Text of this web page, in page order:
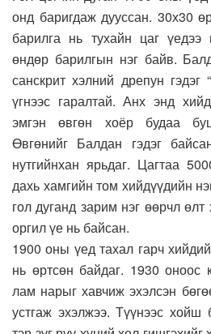
онд баригдаж дууссан. 30х30
барилга нь тухайн цаг
өндөр барилгын нэг байв.
санскрит хэлний дрепун гэдэг
үгнээс гаралтай. Анх энд
эмгэн өвгөн хоёр будаа
Өвгөнийг Балдан гэдэг
нутгийнхан ярьдаг. Цагтаа
дахь хамгийн том хийдүүдийн
гол дуганд зарим нэг өөрчл өлт
оргил үе нь байсан.
1900 оны үед тахал гарч
нь өртсөн байдаг. 1930 оноос
лам нарыг хавчиж эхэлсэн
устгаж эхэлжээ. Түүнээс